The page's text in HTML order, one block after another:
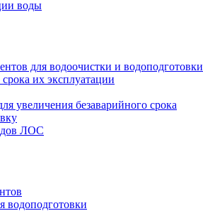
воды
для водоочистки и водоподготовки
их эксплуатации
увеличения безаварийного срока
ЛОС
водоподготовки